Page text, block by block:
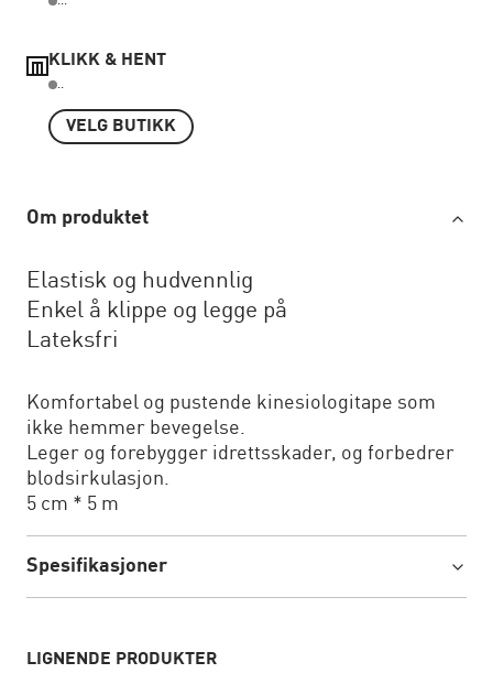
KLIKK & HENT
..
VELG BUTIKK
Om produktet
Elastisk og hudvennlig
Enkel å klippe og legge på
Lateksfri
Komfortabel og pustende kinesiologitape som
ikke hemmer bevegelse.
Leger og forebygger idrettsskader, og forbedrer
blodsirkulasjon.
5 cm * 5 m
Spesifikasjoner
LIGNENDE PRODUKTER